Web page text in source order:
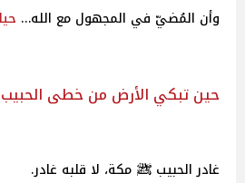
وأن المُضيّ في المجهول مع الله…
حين تبكي الأرض من خطى
غادر الحبيب ﷺ مكة، لا قلبه غادر.